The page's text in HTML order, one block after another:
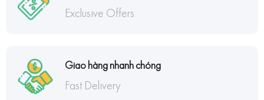
Exclusive Offers
Giao hàng nhanh chóng
Fast Delivery